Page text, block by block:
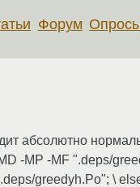
Форум
абсолютно
-MP -MF ".deps/
greedyh.Po"; \